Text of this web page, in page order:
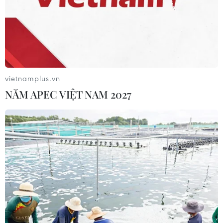
Israel và Liban không đạt tiến triển
trong ngày đàm phán đầu tiên
05/08/2026 15:01
Xung đột tại Trung Đông: Tàu hàng
Ấn Độ bị đánh chìm trên Biển Đỏ
05/08/2026 04:40
Israel phát triển xét nghiệm máu đơn
giản giúp phát hiện sớm ung thư
phổi
05/08/2026 03:42
vietnamplus.vn
NĂM APEC VIỆT NAM 2027